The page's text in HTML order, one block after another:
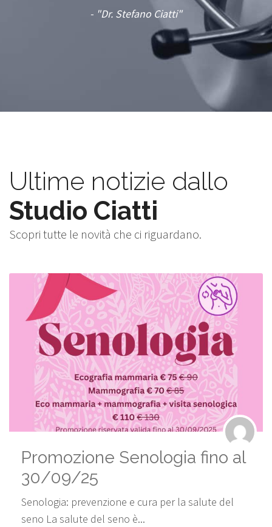
- "Dr. Stefano Ciatti"
Ultime notizie dallo
Studio Ciatti
Scopri tutte le novità che ci riguardano.
Promozione Senologia fino al
30/09/25
Senologia: prevenzione e cura per la salute del
seno La salute del seno è...